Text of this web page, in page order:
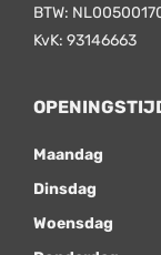
BTW:
KvK: 93146663
Maandag
Dinsdag
Woensdag